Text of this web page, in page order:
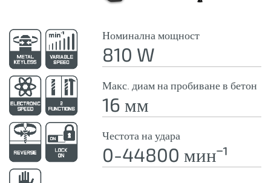
Номинална мощност
810 W
Макс. диам на пробиване в бетон
16 мм
Честота на удара
0-44800 минˉ¹